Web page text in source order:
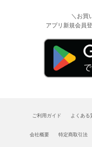
＼お買
アプリ新規会員
ご利用ガイド よくある
会社概要 特定商取引法